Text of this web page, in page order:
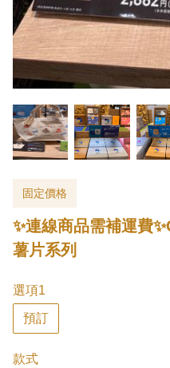
固定價格
✨連線商品需補運費
薯片系列
選項1
預訂
款式